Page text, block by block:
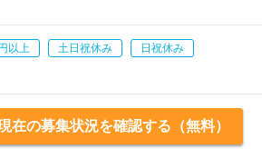
規訪問診療先)
以上 土日祝休み
日祝休み
在の募集状況を確認する（無料）